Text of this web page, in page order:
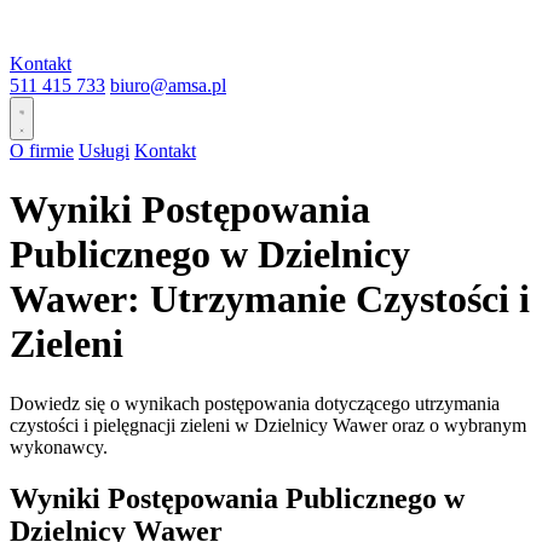
Kontakt
511 415 733 biuro@amsa.pl
O firmie Usługi Kontakt
Wyniki Postępowania
Publicznego w Dzielnicy
Wawer: Utrzymanie Czystości i
Zieleni
Dowiedz się o wynikach postępowania dotyczącego utrzymania
czystości i pielęgnacji zieleni w Dzielnicy Wawer oraz o wybranym
wykonawcy.
Wyniki Postępowania Publicznego w
Dzielnicy Wawer